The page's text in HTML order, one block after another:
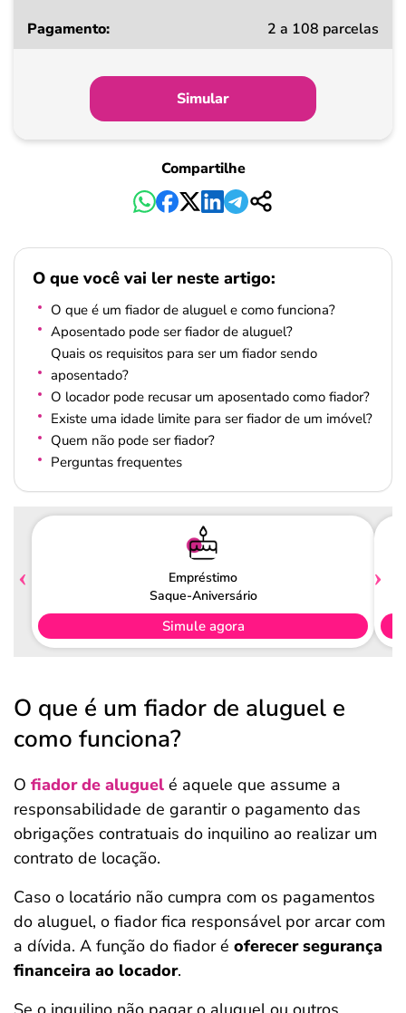
a
Pagamento
2 a 108 parcelas
Simular
Compartilhe
O que você vai ler neste artigo:
O que é um fiador de aluguel e como funciona?
Aposentado pode ser fiador de aluguel?
Quais os requisitos para ser um fiador sendo
aposentado?
O locador pode recusar um aposentado como fiador?
Existe uma idade limite para ser fiador de um imóvel?
Quem não pode ser fiador?
Perguntas frequentes
Empréstimo
Saque-Aniversário
Simule agora
O que é um fiador de aluguel e
como funciona?
O fiador de aluguel é aquele que assume a
responsabilidade de garantir o pagamento das
obrigações contratuais do inquilino ao realizar um
contrato de locação.
Caso o locatário não cumpra com os pagamentos
do aluguel, o fiador fica responsável por arcar com
a dívida. A função do fiador é oferecer segurança
financeira ao locador.